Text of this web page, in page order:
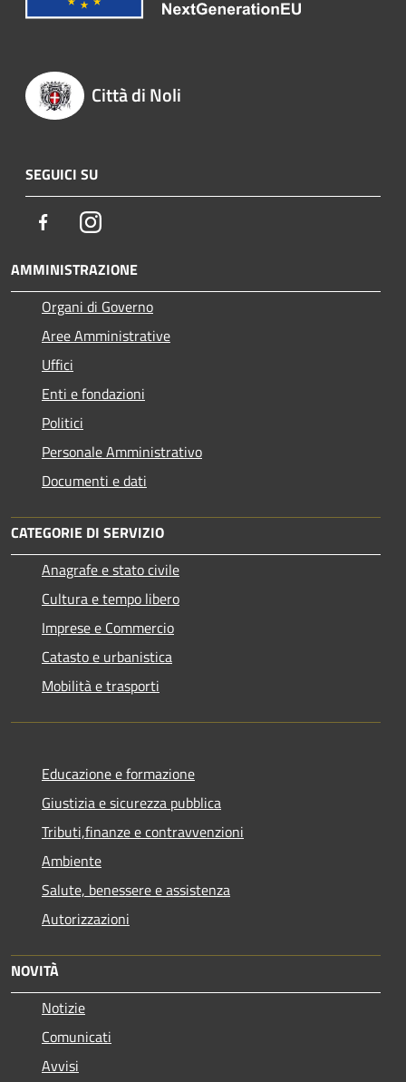
Città di Noli
SEGUICI SU
FacebookInstagram
AMMINISTRAZIONE
Organi di Governo
Aree Amministrative
Uffici
Enti e fondazioni
Politici
Personale Amministrativo
Documenti e dati
CATEGORIE DI SERVIZIO
Anagrafe e stato civile
Cultura e tempo libero
Imprese e Commercio
Catasto e urbanistica
Mobilità e trasporti
Educazione e formazione
Giustizia e sicurezza pubblica
Tributi,finanze e contravvenzioni
Ambiente
Salute, benessere e assistenza
Autorizzazioni
NOVITÀ
Notizie
Comunicati
Avvisi